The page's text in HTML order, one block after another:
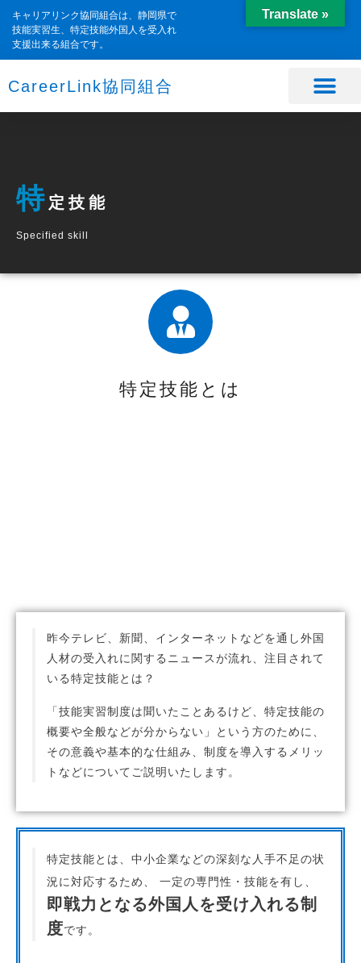
キャリアリンク協同組合は、静岡県で
技能実習生、特定技能外国人を受入れ
支援出来る組合です。
CareerLink協同組合
特 定技能
Specified skill
特定技能とは
昨今テレビ、新聞、インターネットなどを通し外国
人材の受入れに関するニュースが流れ、注目されて
いる特定技能とは？
「技能実習制度は聞いたことあるけど、特定技能の
概要や全般などが分からない」という方のために、
その意義や基本的な仕組み、制度を導入するメリッ
トなどについてご説明いたします。
特定技能とは、中小企業などの深刻な人手不足の状
況に対応するため、 一定の専門性・技能を有し、
即戦力となる外国人を受け入れる制
度です。
Translate »